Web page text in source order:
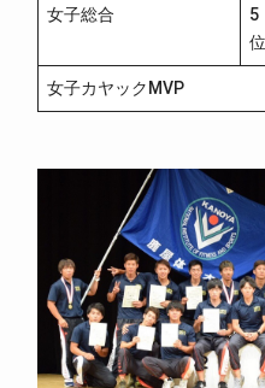
女子総合
5
位
女子カヤックMVP